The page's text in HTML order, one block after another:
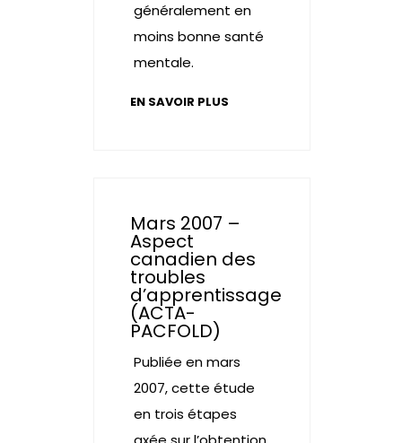
généralement en
moins bonne santé
mentale.
EN SAVOIR PLUS
Mars 2007 –
Aspect
canadien des
troubles
d’apprentissage
(ACTA-
PACFOLD)
Publiée en mars
2007, cette étude
en trois étapes